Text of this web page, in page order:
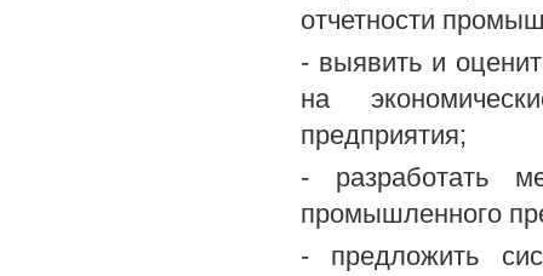
отчетности
- выявить и
на
предприятия;
- разработать
промышленного
- предложить